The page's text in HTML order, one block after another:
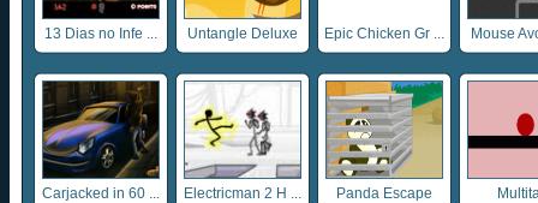
13 Dias no Infe ... Untangle Deluxe Epic Chicken Gr ... Mouse
Carjacked in 60 ... Electricman 2 H ... Panda Escape